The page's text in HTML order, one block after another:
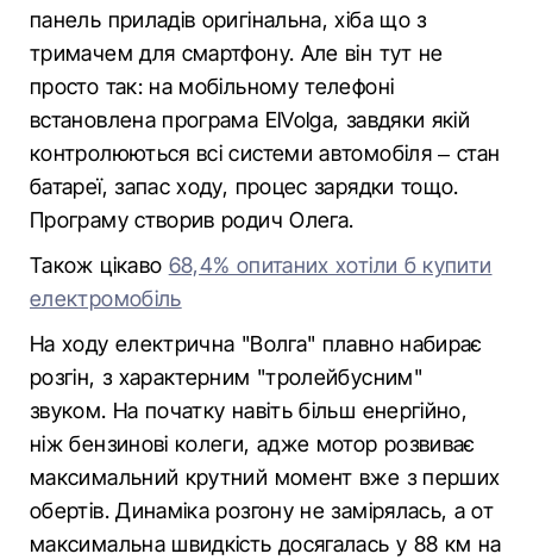
панель приладів оригінальна, хіба що з
тримачем для смартфону. Але він тут не
просто так: на мобільному телефоні
встановлена програма ElVolga, завдяки якій
контролюються всі системи автомобіля – стан
батареї, запас ходу, процес зарядки тощо.
Програму створив родич Олега.
Також цікаво 68,4% опитаних хотіли б купити
електромобіль
На ходу електрична "Волга" плавно набирає
розгін, з характерним "тролейбусним"
звуком. На початку навіть більш енергійно,
ніж бензинові колеги, адже мотор розвиває
максимальний крутний момент вже з перших
обертів. Динаміка розгону не замірялась, а от
максимальна швидкість досягалась у 88 км на